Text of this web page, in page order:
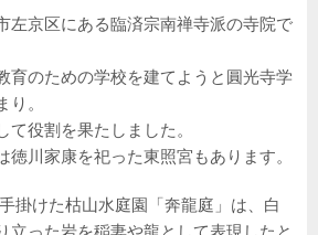
左京区にある臨済宗南禅寺派の寺院で
育のための学校を建てようと圓光寺学
。
役割を果たしました。
徳川家康を祀った東照宮もあります。
掛けた枯山水庭園「奔龍庭」は、白